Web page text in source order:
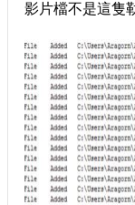
影片檔不是這隻